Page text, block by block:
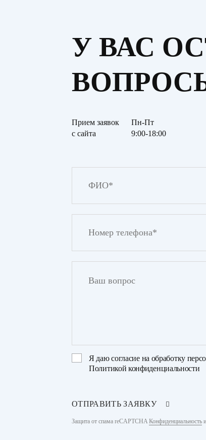
У ВАС
Прием заявок
с сайта
Пн-Пт
9:00-18:00
Я даюсогласие на обработку
Политикой конфиденциальности
ОТПРАВИТЬ ЗАЯВКУ
Защита от спама reCAPTCHAКонфиденциальность и